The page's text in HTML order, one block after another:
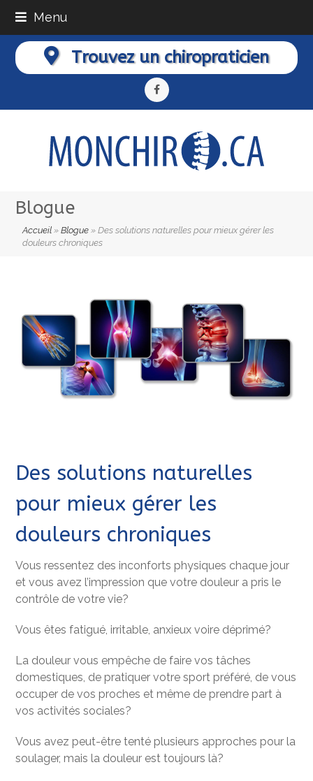
Menu
Trouvez un chiropraticien
Facebook
Blogue
Accueil »Blogue »Des solutions naturelles pour mieux gérer les
douleurs chroniques
Des solutions naturelles
pour mieux gérer les
douleurs chroniques
Vous ressentez des inconforts physiques chaque jour
et vous avez l’impression que votre douleur a pris le
contrôle de votre vie?
Vous êtes fatigué, irritable, anxieux voire déprimé?
La douleur vous empêche de faire vos tâches
domestiques, de pratiquer votre sport préféré, de vous
occuper de vos proches et même de prendre part à
vos activités sociales?
Vous avez peut-être tenté plusieurs approches pour la
soulager, mais la douleur est toujours là?